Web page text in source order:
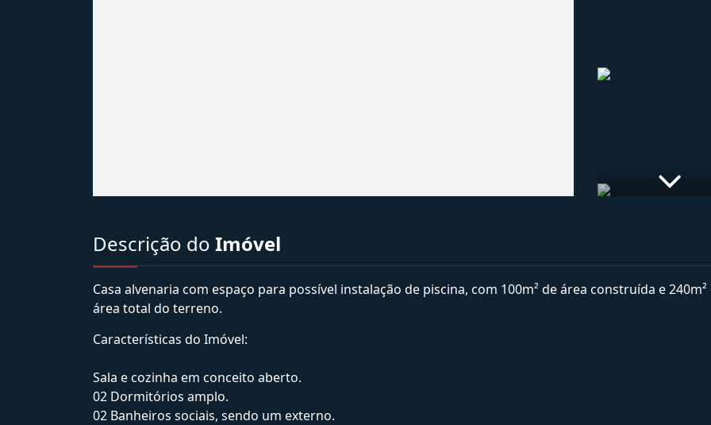
Descrição do Imóvel
Casa alvenaria com espaço para possível instalação de piscina, com 100m² de área construída e 240m²
área total do terreno.
Características do Imóvel:
Sala e cozinha em conceito aberto.
02 Dormitórios amplo.
02 Banheiros sociais, sendo um externo.